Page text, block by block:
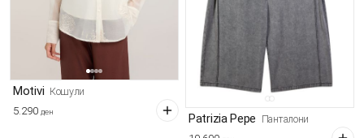
Motivi Кошули
5.290 ден
Patrizia Pepe Панталони